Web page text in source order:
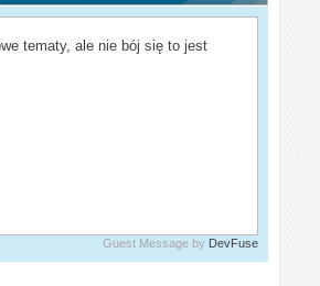
tematy, ale nie bój się to jest
Guest Message by DevFuse